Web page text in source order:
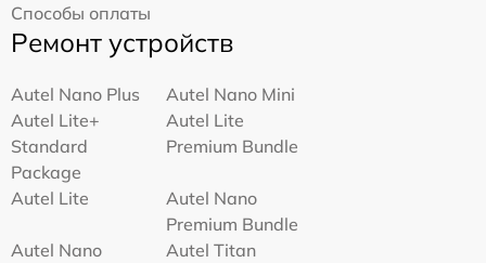
Способы оплаты
Ремонт устройств
Autel Nano Plus
Autel Nano Mini
Autel Lite+
Standard
Package
Autel Lite
Premium Bundle
Autel Lite
Autel Nano
Premium Bundle
Autel Nano
Autel Titan